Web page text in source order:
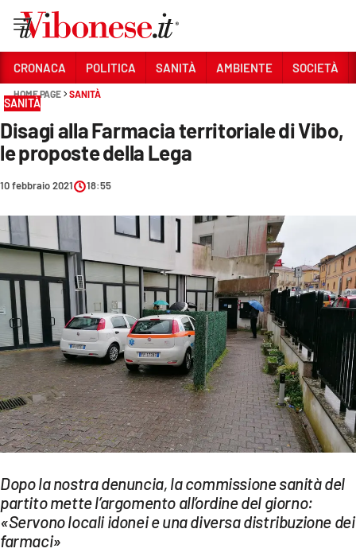
Sezioni
CRONACA
POLITICA
SANITÀ
AMBIENTE
SOCIETÀ
CULTURA
ECONOMIA E LAVORO
EVENTI
SPORT
Streaming
LAC NETWORK
LAC ONAIR
CRONACA POLITICA SANITÀ AMBIENTE SOCIETÀ
HOME PAGE SANITÀ
SANITÀ
Disagi alla Farmacia territoriale di Vibo,
le proposte della Lega
10 febbraio 2021 18:55
Dopo la nostra denuncia, la commissione sanità del
partito mette l’argomento all’ordine del giorno:
«Servono locali idonei e una diversa distribuzione dei
farmaci»